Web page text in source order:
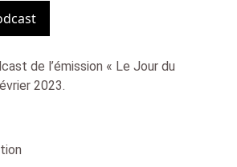
de l’émission « Le Jour du
2023.